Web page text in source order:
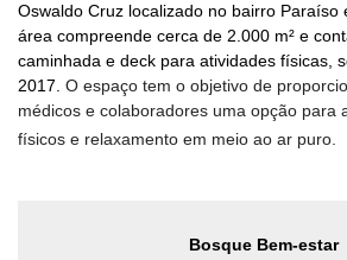
Oswaldo Cruz localizado no bairro Paraíso
área compreende cerca de 2.000 m² e
caminhada e deck para atividades físicas,
2017. O espaço tem o objetivo de
médicos e colaboradores uma opção para
físicos e relaxamento em meio ao ar puro.
Bosque Bem-estar